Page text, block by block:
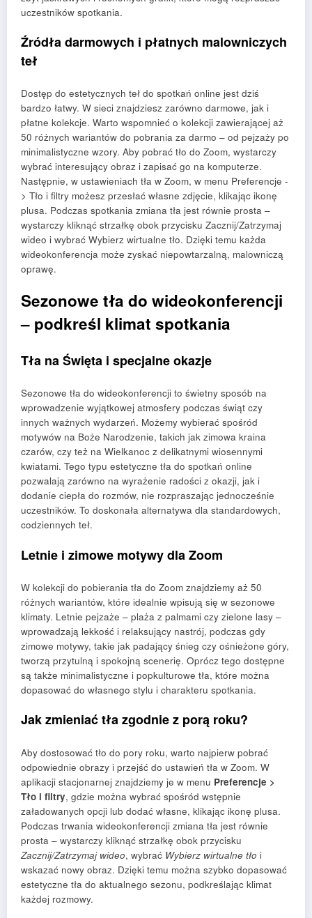
uczestników spotkania.
Źródła darmowych i płatnych malowniczych
teł
Dostęp do estetycznych teł do spotkań online jest dziś
bardzo łatwy. W sieci znajdziesz zarówno darmowe, jak i
płatne kolekcje. Warto wspomnieć o kolekcji zawierającej aż
50 różnych wariantów do pobrania za darmo – od pejzaży po
minimalistyczne wzory. Aby pobrać tło do Zoom, wystarczy
wybrać interesujący obraz i zapisać go na komputerze.
Następnie, w ustawieniach tła w Zoom, w menu Preferencje -
> Tło i filtry możesz przesłać własne zdjęcie, klikając ikonę
plusa. Podczas spotkania zmiana tła jest równie prosta –
wystarczy kliknąć strzałkę obok przycisku Zacznij/Zatrzymaj
wideo i wybrać Wybierz wirtualne tło. Dzięki temu każda
wideokonferencja może zyskać niepowtarzalną, malowniczą
oprawę.
Sezonowe tła do wideokonferencji
– podkreśl klimat spotkania
Tła na Święta i specjalne okazje
Sezonowe tła do wideokonferencji to świetny sposób na
wprowadzenie wyjątkowej atmosfery podczas świąt czy
innych ważnych wydarzeń. Możemy wybierać spośród
motywów na Boże Narodzenie, takich jak zimowa kraina
czarów, czy też na Wielkanoc z delikatnymi wiosennymi
kwiatami. Tego typu estetyczne tła do spotkań online
pozwalają zarówno na wyrażenie radości z okazji, jak i
dodanie ciepła do rozmów, nie rozpraszając jednocześnie
uczestników. To doskonała alternatywa dla standardowych,
codziennych teł.
Letnie i zimowe motywy dla Zoom
W kolekcji do pobierania tła do Zoom znajdziemy aż 50
różnych wariantów, które idealnie wpisują się w sezonowe
klimaty. Letnie pejzaże – plaża z palmami czy zielone lasy –
wprowadzają lekkość i relaksujący nastrój, podczas gdy
zimowe motywy, takie jak padający śnieg czy ośnieżone góry,
tworzą przytulną i spokojną scenerię. Oprócz tego dostępne
są także minimalistyczne i popkulturowe tła, które można
dopasować do własnego stylu i charakteru spotkania.
Jak zmieniać tła zgodnie z porą roku?
Aby dostosować tło do pory roku, warto najpierw pobrać
odpowiednie obrazy i przejść do ustawień tła w Zoom. W
aplikacji stacjonarnej znajdziemy je w menu Preferencje >
Tło i filtry, gdzie można wybrać spośród wstępnie
załadowanych opcji lub dodać własne, klikając ikonę plusa.
Podczas trwania wideokonferencji zmiana tła jest równie
prosta – wystarczy kliknąć strzałkę obok przycisku
Zacznij/Zatrzymaj wideo, wybrać Wybierz wirtualne tło i
wskazać nowy obraz. Dzięki temu można szybko dopasować
estetyczne tła do aktualnego sezonu, podkreślając klimat
każdej rozmowy.